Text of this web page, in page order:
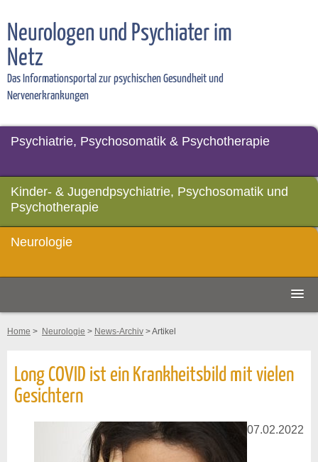
Neurologen und Psychiater im
Netz
Das Informationsportal zur psychischen Gesundheit und
Nervenerkrankungen
Psychiatrie, Psychosomatik & Psychotherapie
Kinder- & Jugendpsychiatrie, Psychosomatik und
Psychotherapie
Neurologie
Home > Neurologie > News-Archiv > Artikel
Long COVID ist ein Krankheitsbild mit vielen
Gesichtern
07.02.2022